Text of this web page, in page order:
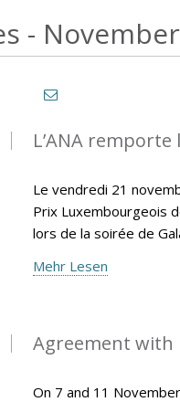
-
L’ANA
Le vendredi 21
Prix Luxembourgeois
lors de la soirée de
Mehr Lesen
Agreement with
On 7 and 11